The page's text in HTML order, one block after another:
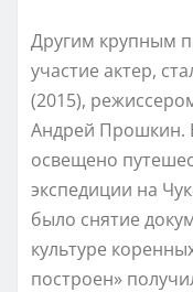
Другим крупным
участие актер,
(2015),
Андрей Прошкин.
освещено
экспедиции на
было снятие
культуре
построен»